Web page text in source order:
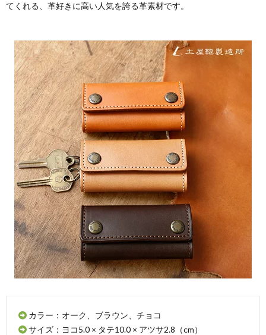
てくれる、革好きに高い人気を誇る革素材です。
カラー：オーク、ブラウン、チョコ
サイズ：ヨコ5.0 × タテ10.0 × アツサ2.8（cm）